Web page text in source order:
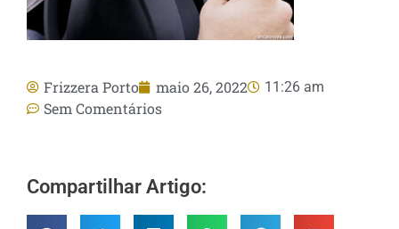
Frizzera Porto maio 26, 2022 11:26 am
Sem Comentários
Compartilhar Artigo: